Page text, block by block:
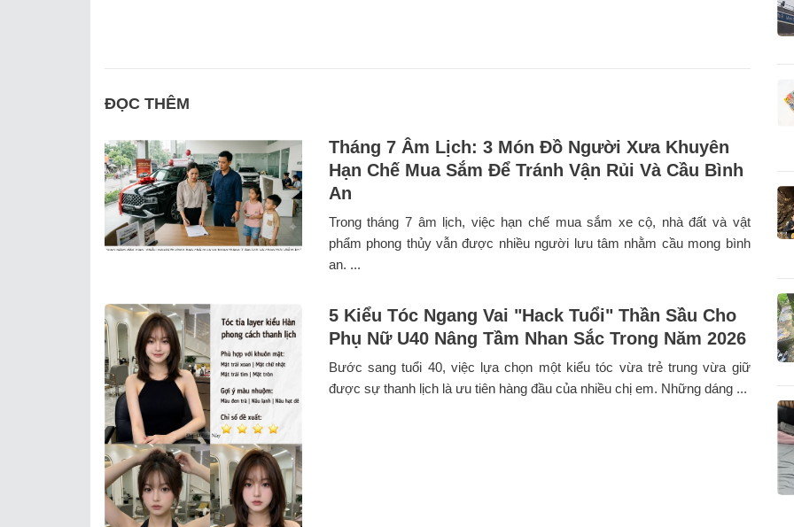
ĐỌC THÊM
Tháng 7 Âm Lịch: 3 Món Đồ Người Xưa Khuyên
Hạn Chế Mua Sắm Để Tránh Vận Rủi Và Cầu Bình
An
Trong tháng 7 âm lịch, việc hạn chế mua sắm xe cộ, nhà đất và vật
phẩm phong thủy vẫn được nhiều người lưu tâm nhằm cầu mong bình
an. ...
5 Kiểu Tóc Ngang Vai "Hack Tuổi" Thần Sầu Cho
Phụ Nữ U40 Nâng Tầm Nhan Sắc Trong Năm 2026
Bước sang tuổi 40, việc lựa chọn một kiểu tóc vừa trẻ trung vừa giữ
được sự thanh lịch là ưu tiên hàng đầu của nhiều chị em. Những dáng ...